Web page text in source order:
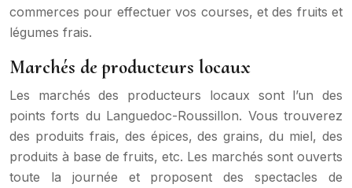
commerces pour effectuer vos courses, et des fruits et
légumes frais.
Marchés de producteurs locaux
Les marchés des producteurs locaux sont l’un des
points forts du Languedoc-Roussillon. Vous trouverez
des produits frais, des épices, des grains, du miel, des
produits à base de fruits, etc. Les marchés sont ouverts
toute la journée et proposent des spectacles de